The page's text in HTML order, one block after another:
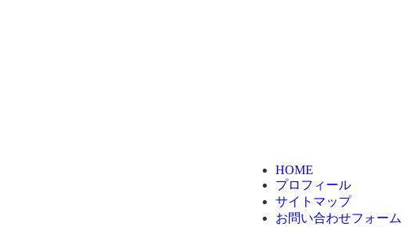
HOME
プロフィール
サイトマップ
お問い合わせフォーム